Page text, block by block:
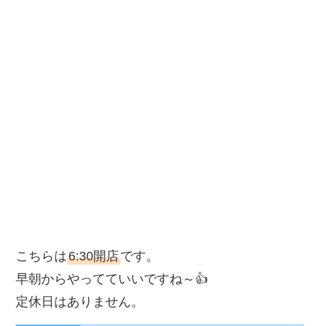
こちらは6:30開店です。
早朝からやってていいですね～👍
定休日はありません。